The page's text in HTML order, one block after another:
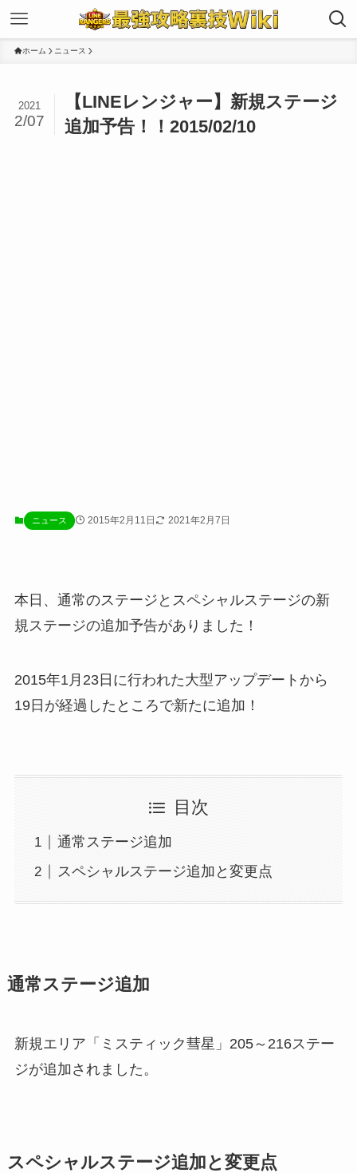
ホーム ニュース
【LINEレンジャー】新規ステージ
追加予告！！2015/02/10
2021
2/07
ニュース 2015年2月11日 2021年2月7日
本日、通常のステージとスペシャルステージの新
規ステージの追加予告がありました！
2015年1月23日に行われた大型アップデートから
19日が経過したところで新たに追加！
目次
通常ステージ追加
スペシャルステージ追加と変更点
通常ステージ追加
新規エリア「ミスティック彗星」205～216ステー
ジが追加されました。
スペシャルステージ追加と変更点